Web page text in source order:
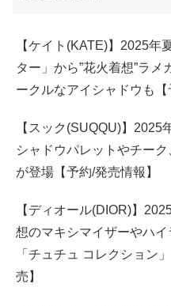
【ケイト(KATE)】2025年
ター」から”花火着想”ラ
ークルなアイシャドウも【
【スック(SUQQU)】2025
シャドウパレットやチー
が登場【予約/発売情報】
【ディオール(DIOR)】
想のマキシマイザーやハ
「チュチュ コレクション
売】